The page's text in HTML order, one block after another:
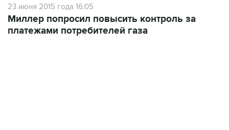
23 июня 2015 года 16:05
Миллер попросил повысить контроль за
платежами потребителей газа